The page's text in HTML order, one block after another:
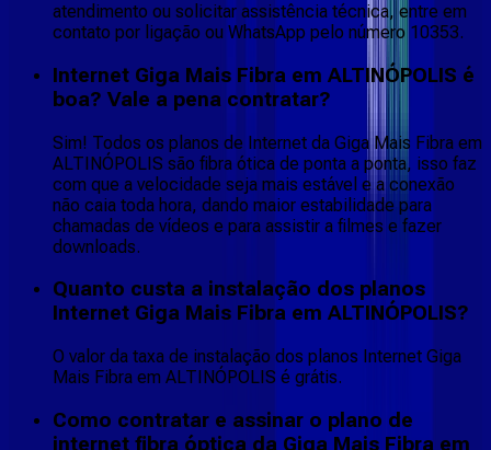
atendimento ou solicitar assistência técnica, entre em
contato por ligação ou WhatsApp pelo número 10353.
Internet Giga Mais Fibra em ALTINÓPOLIS é
boa? Vale a pena contratar?
Sim! Todos os planos de Internet da Giga Mais Fibra em
ALTINÓPOLIS são fibra ótica de ponta a ponta, isso faz
com que a velocidade seja mais estável e a conexão
não caia toda hora, dando maior estabilidade para
chamadas de vídeos e para assistir a filmes e fazer
downloads.
Quanto custa a instalação dos planos
Internet Giga Mais Fibra em ALTINÓPOLIS?
O valor da taxa de instalação dos planos Internet Giga
Mais Fibra em ALTINÓPOLIS é grátis.
Como contratar e assinar o plano de
internet fibra óptica da Giga Mais Fibra em